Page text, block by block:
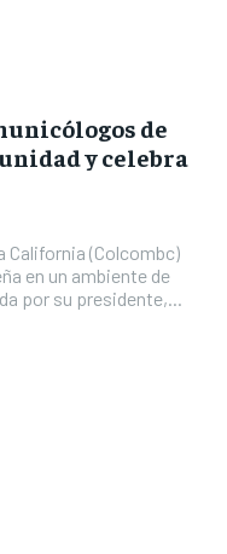
de
y celebra
California (Colcombc)
en un ambiente de
por su presidente,...